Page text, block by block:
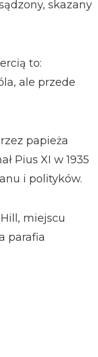
skazany
to:
ale przede
papieża
Pius XI w 1935
i polityków.
miejscu
parafia